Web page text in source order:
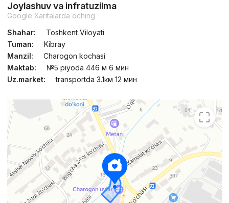
Joylashuv va infratuzilma
Google Xaritalarda oching
Shahar:
Toshkent Viloyati
Tuman:
Kibray
Manzil:
Charogon kochasi
Maktab:
№5 piyoda 446 м 6 мин
Uz.market:
transportda 3.1км 12 мин